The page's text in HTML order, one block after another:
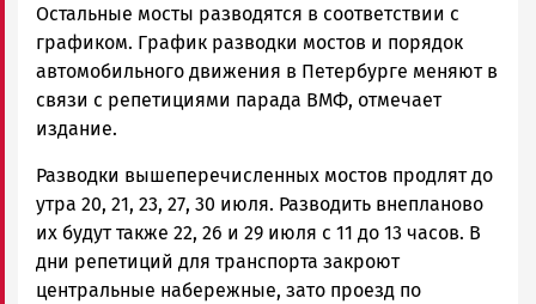
Остальные мосты разводятся в соответствии с
графиком. График разводки мостов и порядок
автомобильного движения в Петербурге меняют в
связи с репетициями парада ВМФ, отмечает
издание.
Разводки вышеперечисленных мостов продлят до
утра 20, 21, 23, 27, 30 июля. Разводить внепланово
их будут также 22, 26 и 29 июля с 11 до 13 часов. В
дни репетиций для транспорта закроют
центральные набережные, зато проезд по